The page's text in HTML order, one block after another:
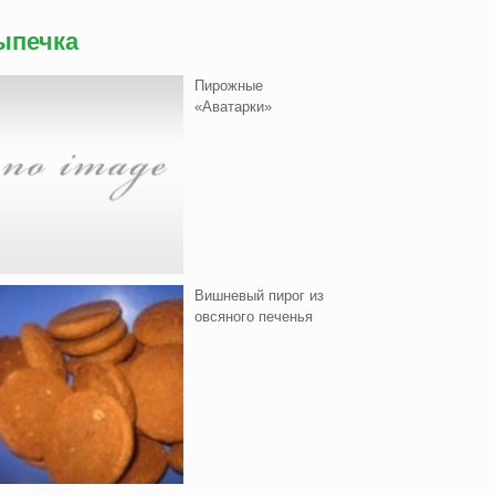
Пирожные
«Аватарки»
Вишнeвый пирог из
овсяного печенья